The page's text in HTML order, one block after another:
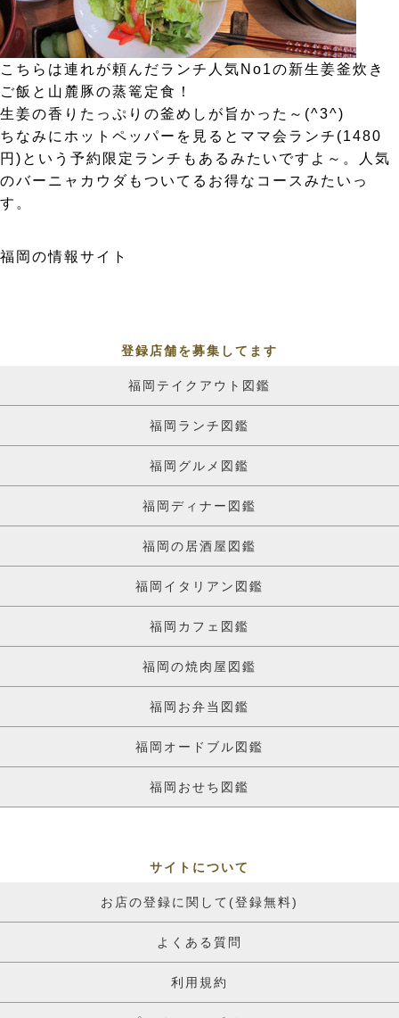
こちらは連れが頼んだランチ人気No1の新生姜釜炊き
ご飯と山麓豚の蒸篭定食！
生姜の香りたっぷりの釜めしが旨かった～(^3^)
ちなみにホットペッパーを見るとママ会ランチ(1480
円)という予約限定ランチもあるみたいですよ～。人気
のバーニャカウダもついてるお得なコースみたいっ
す。
福岡の情報サイト
登録店舗を募集してます
福岡テイクアウト図鑑
福岡ランチ図鑑
福岡グルメ図鑑
福岡ディナー図鑑
福岡の居酒屋図鑑
福岡イタリアン図鑑
福岡カフェ図鑑
福岡の焼肉屋図鑑
福岡お弁当図鑑
福岡オードブル図鑑
福岡おせち図鑑
サイトについて
お店の登録に関して(登録無料)
よくある質問
利用規約